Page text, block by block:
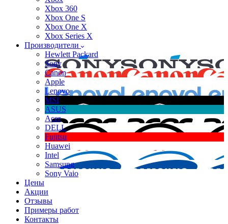
Xbox 360
Xbox One S
Xbox One X
Xbox Series X
Производители
Hewlett Packard
Sony
Canon
Apple
Lenovo
MSI
ASUS
Acer
DELL
Fujitsu
Huawei
Intel
Samsung
Sony Vaio
Цены
Акции
Отзывы
Примеры работ
Контакты